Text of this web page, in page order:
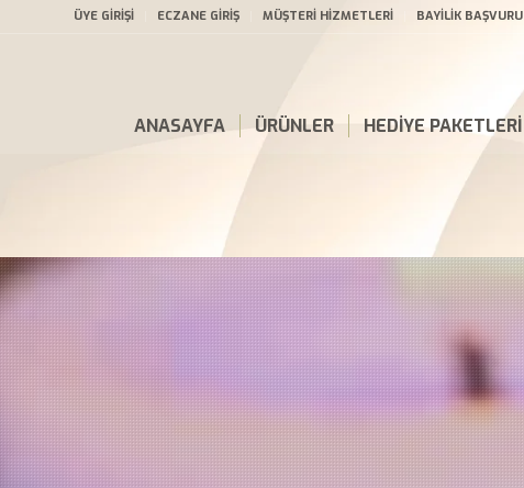
ÜYE GİRİŞİ ECZANE GİRİŞ MÜŞTERİ HİZMETLERİ BAYİLİK BAŞVURU
ANASAYFA ÜRÜNLER HEDİYE PAKETLERİ